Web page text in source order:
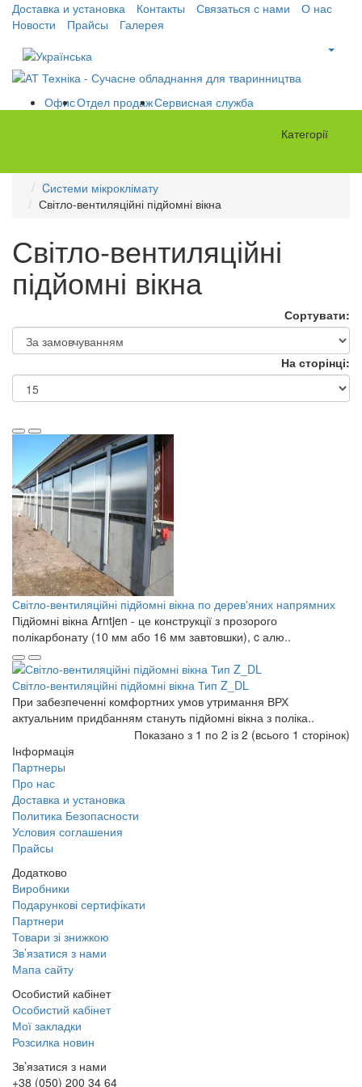
Доставка и установка Контакты Связаться с нами
О нас
Новости
Прайсы Галерея
ОфисОтдел продажСервисная служба
Категорії
Cистеми мікроклімату
Світло-вентиляційні підйомні вікна
Світло-вентиляційні
підйомні вікна
Сортувати:
На сторінці:
Світло-вентиляційні підйомні вікна по дерев'яних напрямних
Підйомні вікна Arntjen - це конструкції з прозорого
полікарбонату (10 мм або 16 мм завтовшки), c алю..
Світло-вентиляційні підйомні вікна Тип Z_DL
При забезпеченні комфортних умов утримання ВРХ
актуальним придбанням стануть підйомні вікна з поліка..
Показано з 1 по 2 із 2 (всього 1 сторінок)
Інформація
Партнеры
Про нас
Доставка и установка
Политика Безопасности
Условия соглашения
Прайсы
Додатково
Виробники
Подарункові сертифікати
Партнери
Товари зі знижкою
Зв’язатися з нами
Мапа сайту
Особистий кабінет
Особистий кабінет
Мої закладки
Розсилка новин
Зв’язатися з нами
+38 (050) 200 34 64